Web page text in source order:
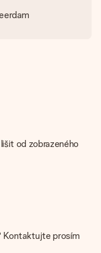
od zobrazeného
Kontaktujte prosím